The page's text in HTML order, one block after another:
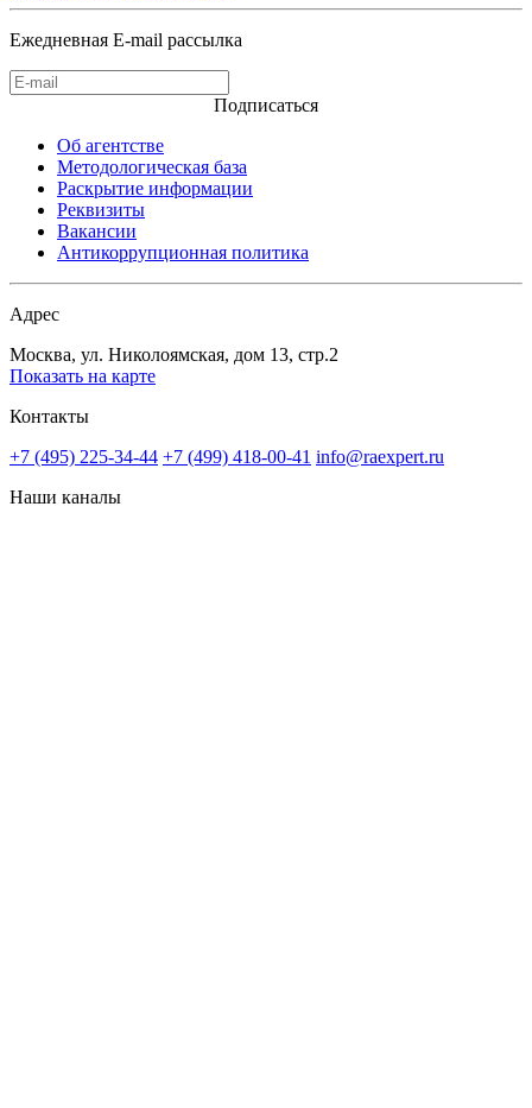
Ежедневная E-mail рассылка
Подписаться
Об агентстве
Методологическая база
Раскрытие информации
Реквизиты
Вакансии
Антикоррупционная политика
Адрес
Москва, ул. Николоямская, дом 13, стр.2
Показать на карте
Контакты
+7 (495) 225-34-44 +7 (499) 418-00-41 info@raexpert.ru
Наши каналы